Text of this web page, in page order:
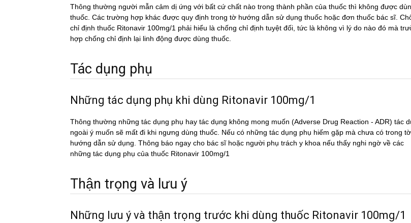
Thông thường người mẫn cảm dị ứng với bất cứ chất nào trong thành phần của thuốc thì không được
thuốc. Các trường hợp khác được quy định trong tờ hướng dẫn sử dụng thuốc hoặc đơn thuốc bác sĩ.
chỉ định thuốc Ritonavir 100mg/1 phải hiểu là chống chỉ định tuyệt đối, tức là không vì lý do nào đó mà
hợp chống chỉ định lại linh động được dùng thuốc.
Tác dụng phụ
Những tác dụng phụ khi dùng Ritonavir 100mg/1
Thông thường những tác dụng phụ hay tác dụng không mong muốn (Adverse Drug Reaction - ADR) tác
ngoài ý muốn sẽ mất đi khi ngưng dùng thuốc. Nếu có những tác dụng phụ hiếm gặp mà chưa có trong tờ
hướng dẫn sử dụng. Thông báo ngay cho bác sĩ hoặc người phụ trách y khoa nếu thấy nghi ngờ về các
những tác dụng phụ của thuốc Ritonavir 100mg/1
Thận trọng và lưu ý
Những lưu ý và thận trọng trước khi dùng thuốc Ritonavir 100mg/1